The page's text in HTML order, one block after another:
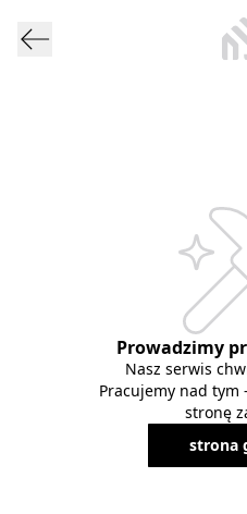
Prowadzimy
Nasz serwis
Pracujemy nad tym
stronę
strona